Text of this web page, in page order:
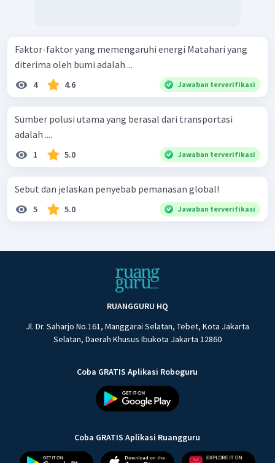
Faktor-faktor yang memengaruhi energi Matahari yang
diterima oleh bumi adalah ...
4 4.6 Jawaban terverifikasi
Sumber polusi utama yang berasal dari transportasi
adalah ....
1 5.0 Jawaban terverifikasi
Sebut dan jelaskan penyebab pemanasan global!
5 5.0 Jawaban terverifikasi
RUANGGURU HQ
Jl. Dr. Saharjo No.161, Manggarai Selatan, Tebet, Kota Jakarta
Selatan, Daerah Khusus Ibukota Jakarta 12860
Coba GRATIS Aplikasi Roboguru
Coba GRATIS Aplikasi Ruangguru